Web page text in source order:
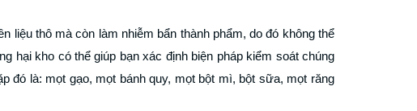
liệu thô mà còn làm nhiễm bẩn thành phẩm, do đó không thể
hại kho có thể giúp bạn xác định biện pháp kiểm soát chúng
đó là: mọt gạo, mọt bánh quy, mọt bột mì, bột sữa, mọt răng